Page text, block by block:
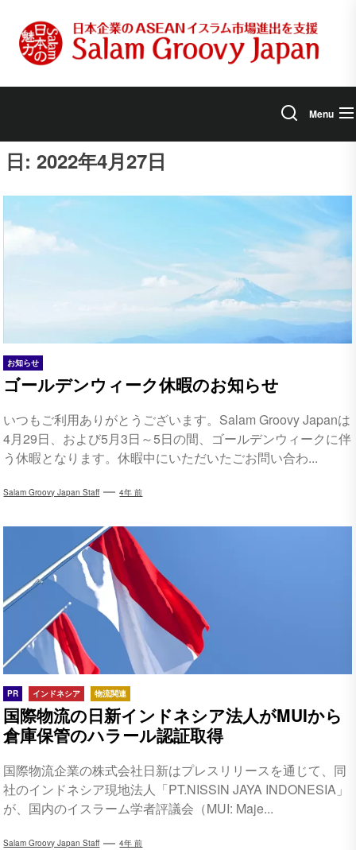
content
Menu
日: 2022年4月27日
お知らせ
ゴールデンウィーク休暇のお知らせ
いつもご利用ありがとうございます。Salam Groovy Japanは
4月29日、および5月3日～5日の間、ゴールデンウィークに伴
う休暇となります。休暇中にいただいたごお問い合わ...
Salam Groovy Japan Staff 4年 前
PR インドネシア 物流関連
国際物流の日新インドネシア法人がMUIから
倉庫保管のハラール認証取得
国際物流企業の株式会社日新はプレスリリースを通じて、同
社のインドネシア現地法人「PT.NISSIN JAYA INDONESIA」
が、国内のイスラーム学者評議会（MUI: Maje...
Salam Groovy Japan Staff 4年 前